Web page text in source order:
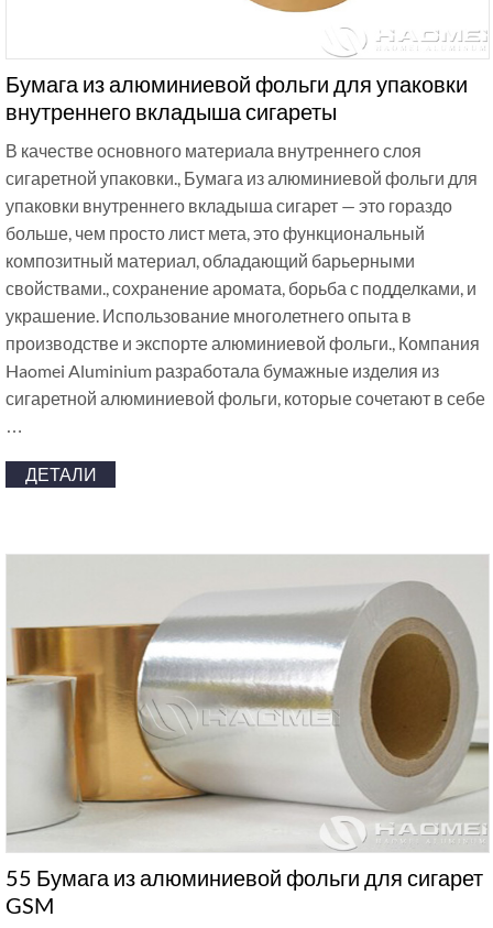
Бумага из алюминиевой фольги для упаковки
внутреннего вкладыша сигареты
В качестве основного материала внутреннего слоя
сигаретной упаковки., Бумага из алюминиевой фольги для
упаковки внутреннего вкладыша сигарет — это гораздо
больше, чем просто лист мета, это функциональный
композитный материал, обладающий барьерными
свойствами., сохранение аромата, борьба с подделками, и
украшение. Использование многолетнего опыта в
производстве и экспорте алюминиевой фольги., Компания
Haomei Aluminium разработала бумажные изделия из
сигаретной алюминиевой фольги, которые сочетают в себе
…
ДЕТАЛИ
55 Бумага из алюминиевой фольги для сигарет
GSM